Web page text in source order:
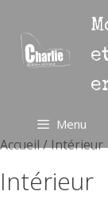
contenu
Menu
Accueil/ Intérieur
Intérieur